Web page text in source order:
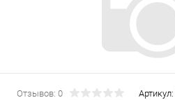
Отзывов: 0 Артикул: